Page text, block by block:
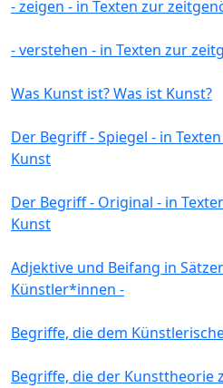
- zeigen - in Texten zur
- verstehen - in Texten zur
Was Kunst ist? Was ist Kunst?
Der Begriff - Spiegel - in
Kunst
Der Begriff - Original - in
Kunst
Adjektive und Beifang in
Künstler*innen -
Begriffe, die dem
Begriffe, die der Kunsttheorie